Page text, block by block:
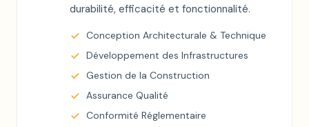
durabilité, efficacité et fonctionnalité.
Conception Architecturale & Technique
Développement des Infrastructures
Gestion de la Construction
Assurance Qualité
Conformité Réglementaire